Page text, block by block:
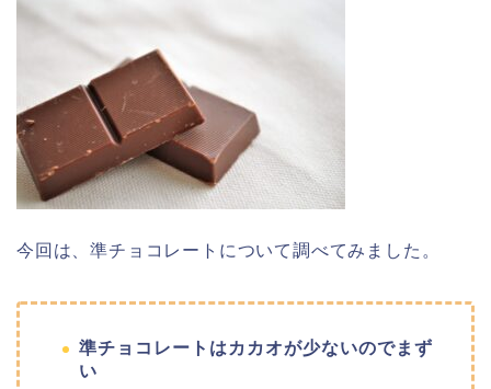
今回は、準チョコレートについて調べてみました。
準チョコレートはカカオが少ないのでまず
い